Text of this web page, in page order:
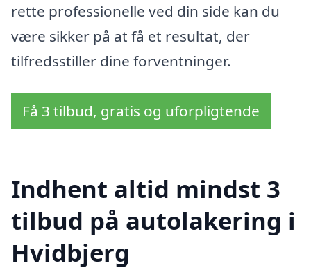
rette professionelle ved din side kan du
være sikker på at få et resultat, der
tilfredsstiller dine forventninger.
Få 3 tilbud, gratis og uforpligtende
Indhent altid mindst 3
tilbud på autolakering i
Hvidbjerg